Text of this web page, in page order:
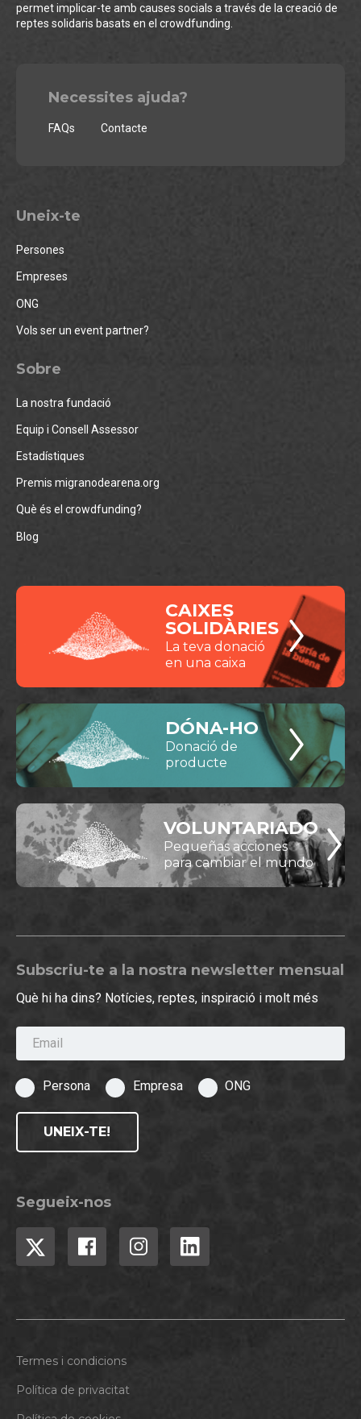
permet implicar-te amb causes socials a través de la creació de
reptes solidaris basats en el crowdfunding.
Necessites ajuda?
FAQs Contacte
Uneix-te
Persones
Empreses
ONG
Vols ser un event partner?
Sobre
La nostra fundació
Equip i Consell Assessor
Estadístiques
Premis migranodearena.org
Què és el crowdfunding?
Blog
CAIXES
SOLIDÀRIES
La teva donació
en una caixa
DÓNA-HO
Donació de
producte
VOLUNTARIADO
Pequeñas acciones
para cambiar el mundo
Subscriu-te a la nostra newsletter mensual
Què hi ha dins? Notícies, reptes, inspiració i molt més
Email
Persona Empresa ONG
UNEIX-TE!
Segueix-nos
Termes i condicions
Política de privacitat